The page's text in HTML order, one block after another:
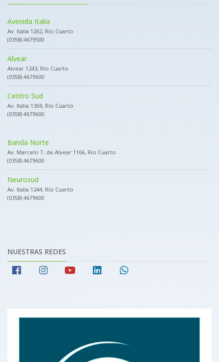
Avenida Italia
Av. Italia 1262, Río Cuarto
(0358) 4679500
Alvear
Alvear 1243, Río Cuarto
(0358) 4679600
Centro Sud
Av. Italia 1369, Río Cuarto
(0358) 4679600
Banda Norte
Av. Marcelo T. de Alvear 1166, Río Cuarto
(0358) 4679600
Neurosud
Av. Italia 1244, Río Cuarto
(0358) 4679600
NUESTRAS REDES